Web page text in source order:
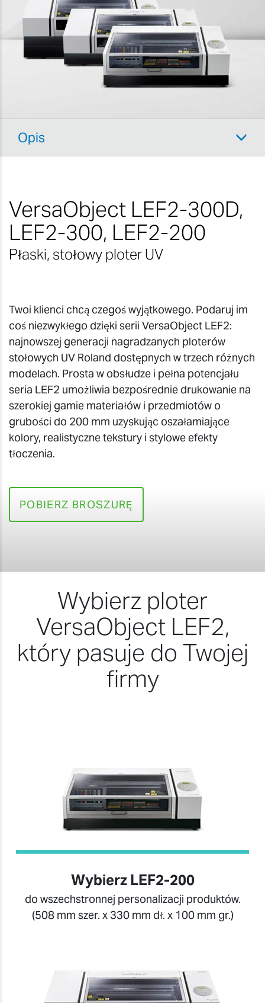
SOLUTION
Chociaż nie sprzedajemy już tego rozwiązania,
nadal oferujemy wsparcie dla serii LEF2.
Więcej informacji na temat naszych usług
posprzedażowych można znaleźć na naszych
Opis
VersaObject LEF2-300D,
LEF2-300, LEF2-200
Płaski, stołowy ploter UV
Twoi klienci chcą czegoś wyjątkowego. Podaruj im
coś niezwykłego dzięki serii VersaObject LEF2:
najnowszej generacji nagradzanych ploterów
stołowych UV Roland dostępnych w trzech różnych
modelach. Prosta w obsłudze i pełna potencjału
seria LEF2 umożliwia bezpośrednie drukowanie na
szerokiej gamie materiałów i przedmiotów o
grubości do 200 mm uzyskując oszałamiające
kolory, realistyczne tekstury i stylowe efekty
tłoczenia.
POBIERZ BROSZURĘ
Wybierz ploter
VersaObject LEF2,
który pasuje do Twojej
firmy
Wybierz LEF2-200
do wszechstronnej personalizacji produktów.
(508 mm szer. x 330 mm dł. x 100 mm gr.)